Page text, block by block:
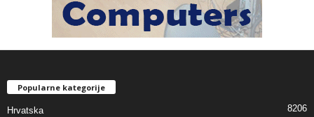
Popularne kategorije
Hrvatska 8206